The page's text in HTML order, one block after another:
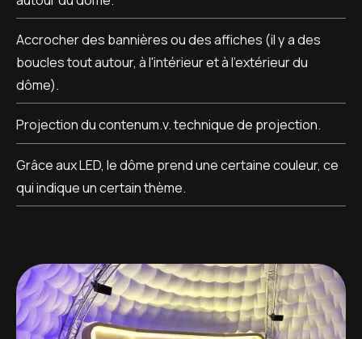
Accrocher des bannières ou des affiches (il y a des
boucles tout autour, à l'intérieur et à l'extérieur du
dôme).
Projection du contenum.v. technique de projection.
Grâce aux LED, le dôme prend une certaine couleur, ce
qui indique un certain thème.